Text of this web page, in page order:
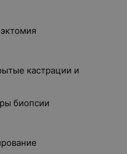
кастрации и
биопсии